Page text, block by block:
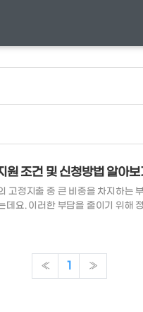
원 조건 및 신청방법 알아보
고정지출 중 큰 비중을 차지하는
데요. 이러한 부담을 줄이기 위해
한시 특별 지원이 무엇인지 자세
지원대상 ▶ 만 19세부터 34세까
세 60만 원 ..
« 1 »